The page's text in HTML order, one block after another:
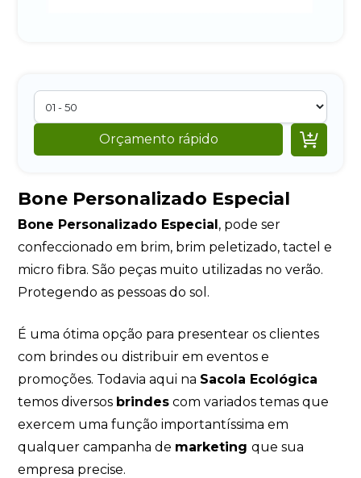
Orçamento rápido 
Bone Personalizado Especial
Bone Personalizado Especial, pode ser
confeccionado em brim, brim peletizado, tactel e
micro fibra. São peças muito utilizadas no verão.
Protegendo as pessoas do sol.
É uma ótima opção para presentear os clientes
com brindes ou distribuir em eventos e
promoções. Todavia aqui na Sacola Ecológica
temos diversos brindes com variados temas que
exercem uma função importantíssima em
qualquer campanha de marketingque sua
empresa precise.